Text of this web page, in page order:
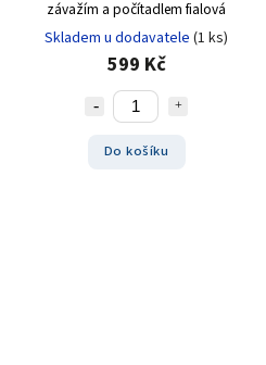
závažím a počítadlem fialová
Skladem u dodavatele (1 ks)
599 Kč
Do košíku